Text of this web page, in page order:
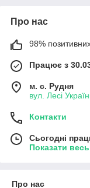
Про нас
98% позитивних
Працює з
м. с. Рудня
вул. Лесі
Контакти
Сьогодні
Показати
Про нас